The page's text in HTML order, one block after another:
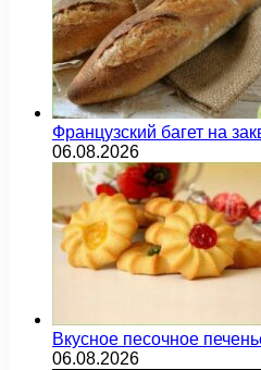
Французский багет на
06.08.2026
Вкусное песочное
06.08.2026